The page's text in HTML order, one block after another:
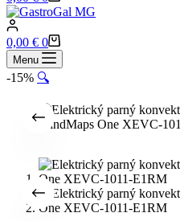
cart
Shopping
cart
0,00 € 0
Menu
-15% 🔍